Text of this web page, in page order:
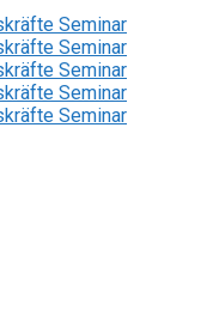
Seminar
Seminar
Seminar
Seminar
Seminar